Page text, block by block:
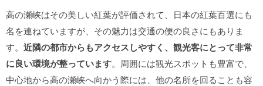
高の瀬峡はその美しい紅葉が評価されて、日本の紅葉百選にも
名を連ねていますが、その魅力は交通の便の良さにもありま
す。 近隣の都市からもアクセスしやすく、観光客にとって非常
に良い環境が整っています。周囲には観光スポットも豊富で、
中心地から高の瀬峡へ向かう際には、他の名所を回ることも容